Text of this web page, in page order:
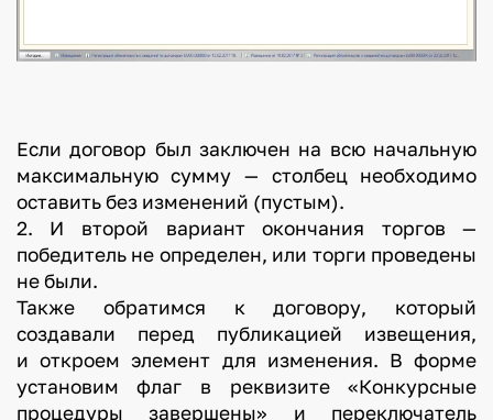
Если договор был заключен на всю начальную
максимальную сумму — столбец необходимо
оставить без изменений (пустым).
2. И второй вариант окончания торгов —
победитель не определен, или торги проведены
не были.
Также обратимся к договору, который
создавали перед публикацией извещения,
и откроем элемент для изменения. В форме
установим флаг в реквизите «Конкурсные
процедуры завершены» и переключатель